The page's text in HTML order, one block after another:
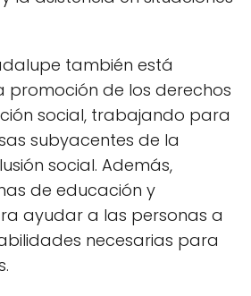
también está
promoción de los derechos
social, trabajando para
subyacentes de la
social. Además,
de educación y
ayudar a las personas a
necesarias para